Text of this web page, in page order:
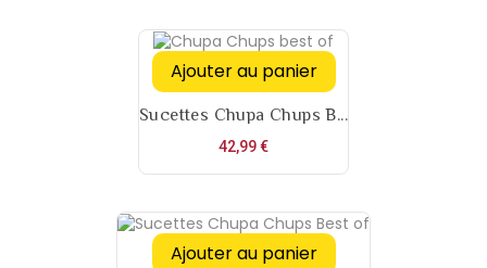
Ajouter au panier
Sucettes Chupa Chups B...
42,99 €Prix
Ajouter au panier